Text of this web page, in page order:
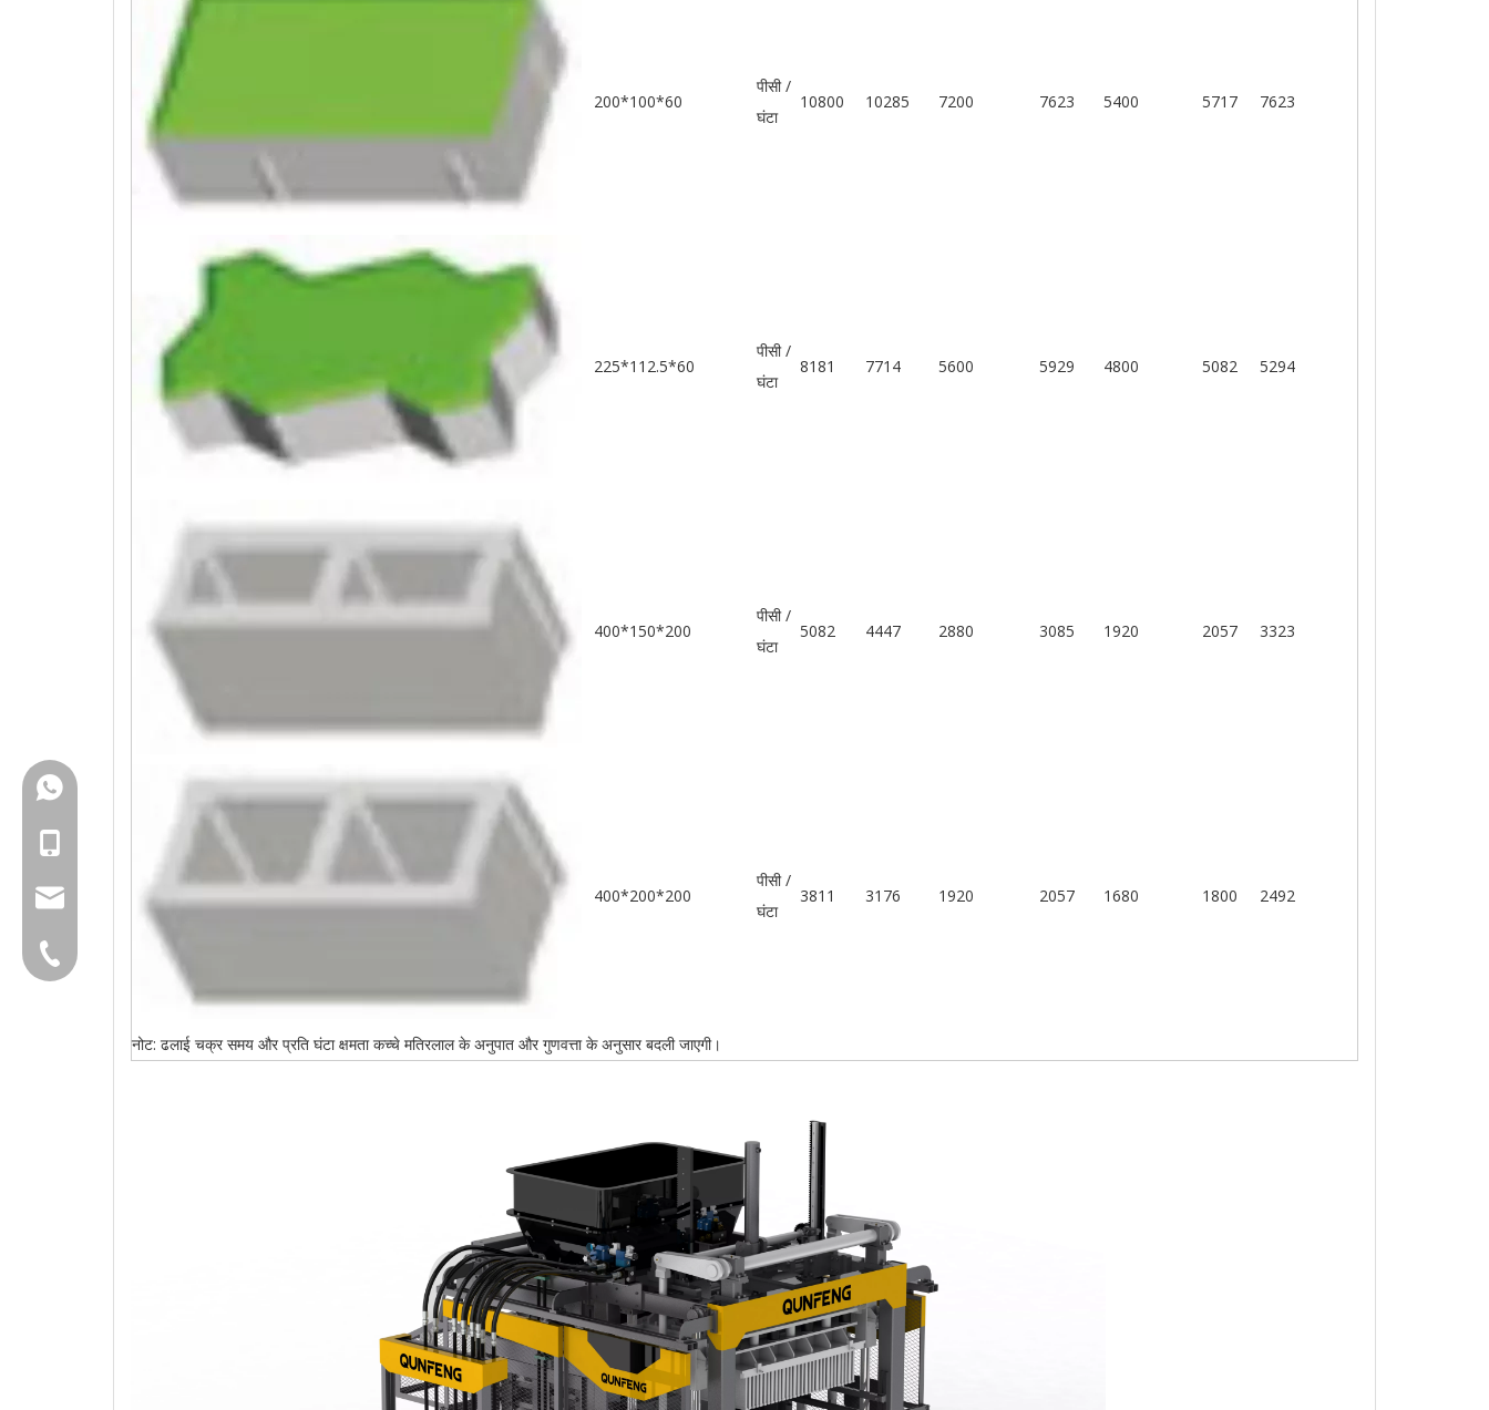
200*100*60
पीसी /
घंटा
10800 10285 7200 7623 5400 5717 7623
225*112.5*60
पीसी /
घंटा
8181 7714 5600 5929 4800 5082 5294
400*150*200
पीसी /
घंटा
5082 4447 2880 3085 1920 2057 3323
400*200*200
पीसी /
घंटा
3811 3176 1920 2057 1680 1800 2492
नोट: ढलाई चक्र समय और प्रति घंटा क्षमता कच्चे मतिरलाल के अनुपात और गुणवत्ता के अनुसार बदली जाएगी।
+86-18150503129
group@qunfeng.com
+86-595 22356782